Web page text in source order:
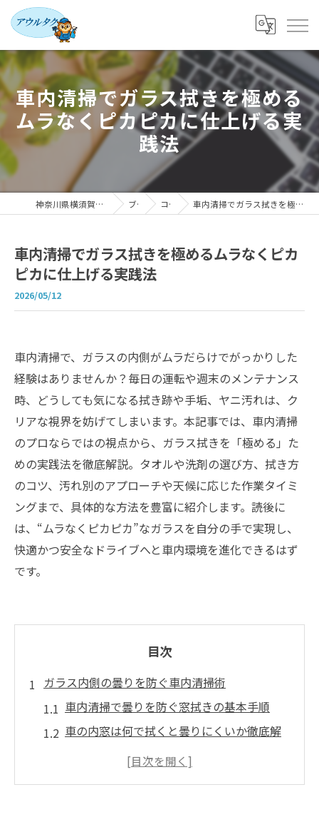
車内清掃でガラス拭きを極める
ムラなくピカピカに仕上げる実
践法
神奈川県横須賀の車内清掃ならアウルタク ブログ コラム 車内清掃でガラス拭きを極めるムラなくピカピカに仕上げる実践法
車内清掃でガラス拭きを極めるムラなくピカ
ピカに仕上げる実践法
2026/05/12
車内清掃で、ガラスの内側がムラだらけでがっかりした
経験はありませんか？毎日の運転や週末のメンテナンス
時、どうしても気になる拭き跡や手垢、ヤニ汚れは、ク
リアな視界を妨げてしまいます。本記事では、車内清掃
のプロならではの視点から、ガラス拭きを「極める」た
めの実践法を徹底解説。タオルや洗剤の選び方、拭き方
のコツ、汚れ別のアプローチや天候に応じた作業タイミ
ングまで、具体的な方法を豊富に紹介します。読後に
は、“ムラなくピカピカ”なガラスを自分の手で実現し、
快適かつ安全なドライブへと車内環境を進化できるはず
です。
目次
ガラス内側の曇りを防ぐ車内清掃術
車内清掃で曇りを防ぐ窓拭きの基本手順
車の内窓は何で拭くと曇りにくいか徹底解